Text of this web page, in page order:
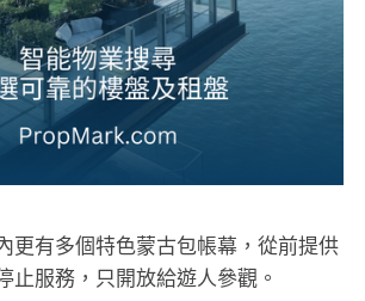
更有多個特色蒙古包帳幕，從前提供
止服務，只開放給遊人參觀。